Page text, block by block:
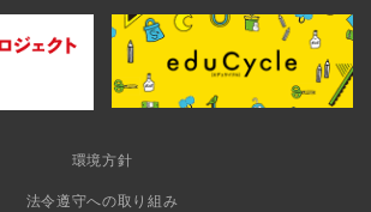
環境方針
法令遵守への取り組み